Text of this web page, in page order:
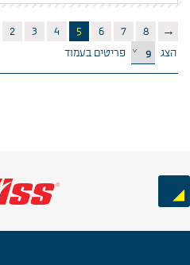
2 3 4 5 6 7 8
→
הצג
פריטים בעמוד
Previous